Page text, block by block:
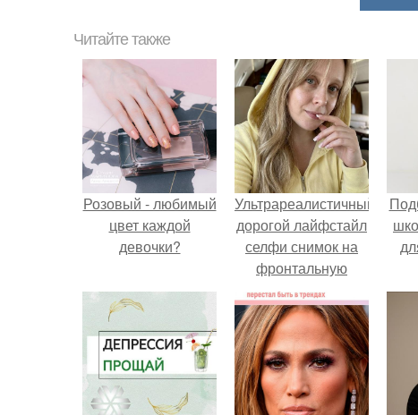
Читайте также
Розовый - любимый
цвет каждой
девочки?
Ультрареалистичный
дорогой лайфстайл
селфи снимок на
фронтальную
камеру.